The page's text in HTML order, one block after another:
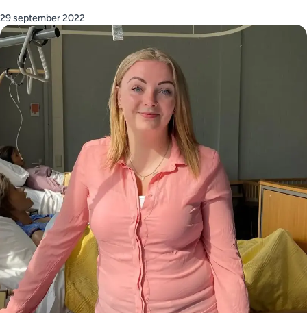
29 september 2022